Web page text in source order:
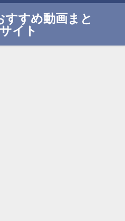
すすめ動画まと
イト